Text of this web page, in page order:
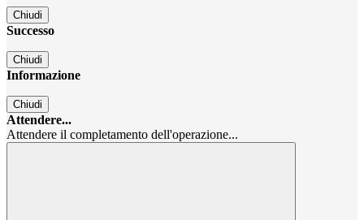
Chiudi
Successo
Chiudi
Informazione
Chiudi
Attendere...
Attendere il completamento dell'operazione...